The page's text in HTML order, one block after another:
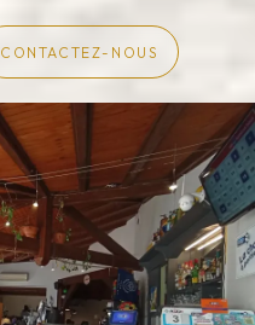
CONTACTEZ-NOUS